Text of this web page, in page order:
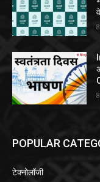
POPULAR
टेक्नोलॉजी